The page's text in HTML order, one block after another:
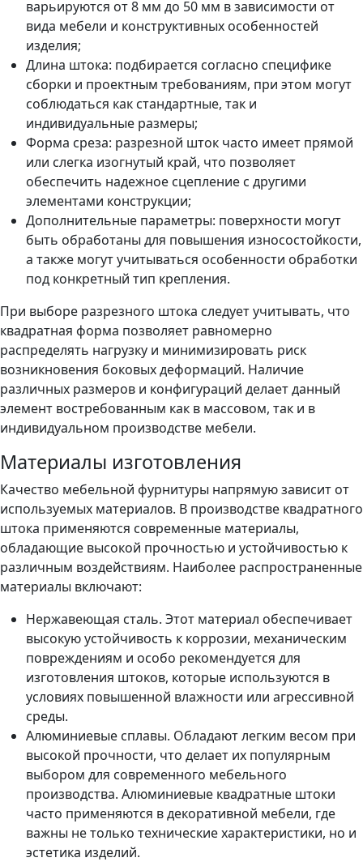
варьируются от 8 мм до 50 мм в зависимости от
вида мебели и конструктивных особенностей
изделия;
Длина штока: подбирается согласно специфике
сборки и проектным требованиям, при этом могут
соблюдаться как стандартные, так и
индивидуальные размеры;
Форма среза: разрезной шток часто имеет прямой
или слегка изогнутый край, что позволяет
обеспечить надежное сцепление с другими
элементами конструкции;
Дополнительные параметры: поверхности могут
быть обработаны для повышения износостойкости,
а также могут учитываться особенности обработки
под конкретный тип крепления.
При выборе разрезного штока следует учитывать, что
квадратная форма позволяет равномерно
распределять нагрузку и минимизировать риск
возникновения боковых деформаций. Наличие
различных размеров и конфигураций делает данный
элемент востребованным как в массовом, так и в
индивидуальном производстве мебели.
Материалы изготовления
Качество мебельной фурнитуры напрямую зависит от
используемых материалов. В производстве квадратного
штока применяются современные материалы,
обладающие высокой прочностью и устойчивостью к
различным воздействиям. Наиболее распространенные
материалы включают:
Нержавеющая сталь. Этот материал обеспечивает
высокую устойчивость к коррозии, механическим
повреждениям и особо рекомендуется для
изготовления штоков, которые используются в
условиях повышенной влажности или агрессивной
среды.
Алюминиевые сплавы. Обладают легким весом при
высокой прочности, что делает их популярным
выбором для современного мебельного
производства. Алюминиевые квадратные штоки
часто применяются в декоративной мебели, где
важны не только технические характеристики, но и
эстетика изделий.